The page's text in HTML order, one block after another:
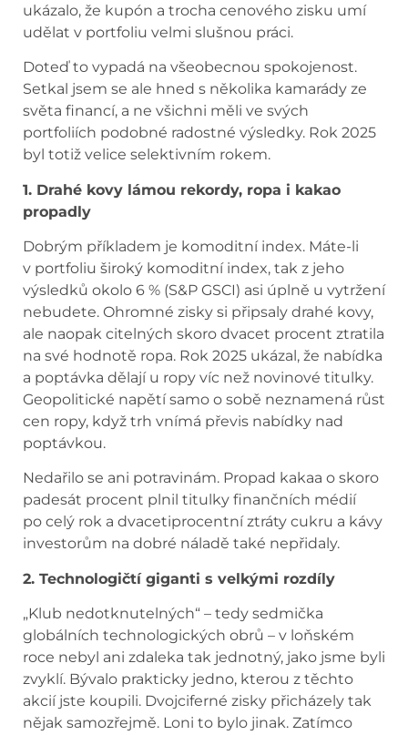
ukázalo, že kupón a trocha cenového zisku umí
udělat v portfoliu velmi slušnou práci.
Doteď to vypadá na všeobecnou spokojenost.
Setkal jsem se ale hned s několika kamarády ze
světa financí, a ne všichni měli ve svých
portfoliích podobné radostné výsledky. Rok 2025
byl totiž velice selektivním rokem.
1. Drahé kovy lámou rekordy, ropa i kakao
propadly
Dobrým příkladem je komoditní index. Máte-li
v portfoliu široký komoditní index, tak z jeho
výsledků okolo 6 % (S&P GSCI) asi úplně u vytržení
nebudete. Ohromné zisky si připsaly drahé kovy,
ale naopak citelných skoro dvacet procent ztratila
na své hodnotě ropa. Rok 2025 ukázal, že nabídka
a poptávka dělají u ropy víc než novinové titulky.
Geopolitické napětí samo o sobě neznamená růst
cen ropy, když trh vnímá převis nabídky nad
poptávkou.
Nedařilo se ani potravinám. Propad kakaa o skoro
padesát procent plnil titulky finančních médií
po celý rok a dvacetiprocentní ztráty cukru a kávy
investorům na dobré náladě také nepřidaly.
2. Technologičtí giganti s velkými rozdíly
„Klub nedotknutelných“ – tedy sedmička
globálních technologických obrů – v loňském
roce nebyl ani zdaleka tak jednotný, jako jsme byli
zvyklí. Bývalo prakticky jedno, kterou z těchto
akcií jste koupili. Dvojciferné zisky přicházely tak
nějak samozřejmě. Loni to bylo jinak. Zatímco